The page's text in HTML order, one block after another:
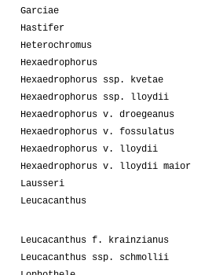
Garciae
Hastifer
Heterochromus
Hexaedrophorus
Hexaedrophorus ssp. kvetae
Hexaedrophorus ssp. lloydii
Hexaedrophorus v. droegeanus
Hexaedrophorus v. fossulatus
Hexaedrophorus v. lloydii
Hexaedrophorus v. lloydii maior
Lausseri
Leucacanthus
Leucacanthus f. krainzianus
Leucacanthus ssp. schmollii